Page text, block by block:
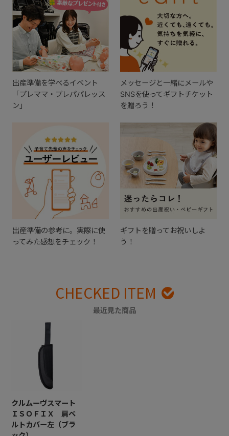
出産準備を学べるイベント
「プレママ・プレパパレッス
ン」
メッセージと一緒にメールや
SNSを使ってギフトチケット
を贈ろう！
出産準備の参考に。実際に使
ってみた感想をチェック！
ギフトを贈ってお祝いしよ
う！
CHECKED ITEM
最近見た商品
クルムーヴスマート
ＩＳＯＦＩＸ 肩ベ
ルトカバー左（ブラ